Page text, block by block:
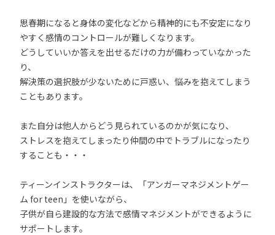
思春期になると身体の変化などから精神的にも不安定になり
やすく感情のコントロールが難しくなります。
どうしていいか答えを出せるだけの力が備わっていなかった
り、
解決策の選択肢が少ないために戸惑い、悩みを抱えてしまう
こともあります。
また自分は他人からどう見られているのかが気になり、
ストレスを抱えてしまったり仲間の中でトラブルになったり
することも・・・
ティーンインストラクターは、「アンガーマネジメントゲー
ム for teen」を使いながら、
子供が自ら建設的な方法で感情マネジメントができるように
サポートします。